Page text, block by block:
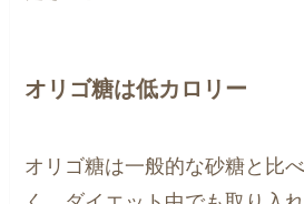
オリゴ糖は低カロリー
オリゴ糖は一般的な砂糖と比